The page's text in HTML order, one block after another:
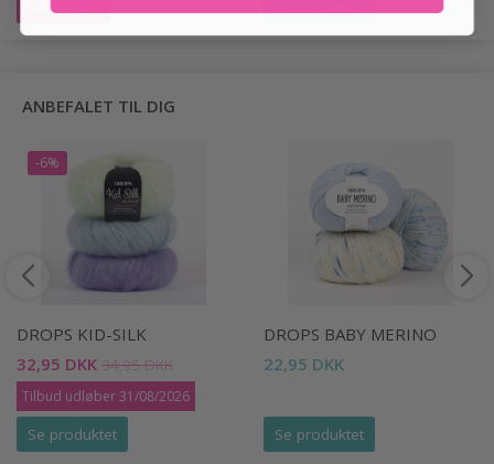
Læg i kurv
ANBEFALET TIL DIG
-6%
DROPS KID-SILK
32,95 DKK 34,95 DKK
Tilbud udløber 31/08/2026
Se produktet
DROPS BABY MERINO
22,95 DKK
Se produktet